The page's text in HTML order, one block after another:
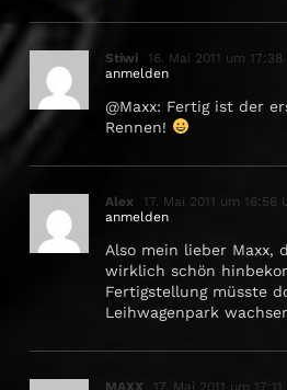
Stiwi 16. Mai 2011 um
anmelden
@Maxx: Fertig ist der
Rennen!
Alex 17. Mai 2011 um 16:56
anmelden
Also mein lieber Maxx,
wirklich schön
Fertigstellung müsste
Leihwagenpark
MAXX 17. Mai 2011 um